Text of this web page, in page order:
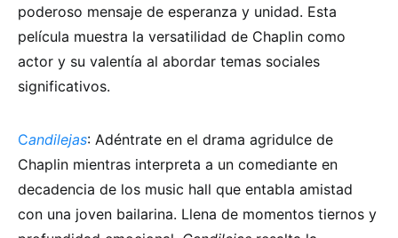
poderoso mensaje de esperanza y unidad. Esta
película muestra la versatilidad de Chaplin como
actor y su valentía al abordar temas sociales
significativos.
Candilejas: Adéntrate en el drama agridulce de
Chaplin mientras interpreta a un comediante en
decadencia de los music hall que entabla amistad
con una joven bailarina. Llena de momentos tiernos y